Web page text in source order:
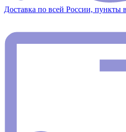
Доставка по всей России, пункты